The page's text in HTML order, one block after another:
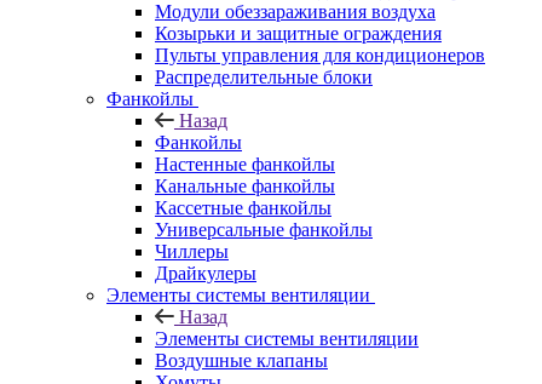
Модули обеззараживания воздуха
Козырьки и защитные ограждения
Пульты управления для кондиционеров
Распределительные блоки
Фанкойлы
Назад
Фанкойлы
Настенные фанкойлы
Канальные фанкойлы
Кассетные фанкойлы
Универсальные фанкойлы
Чиллеры
Драйкулеры
Элементы системы вентиляции
Назад
Элементы системы вентиляции
Воздушные клапаны